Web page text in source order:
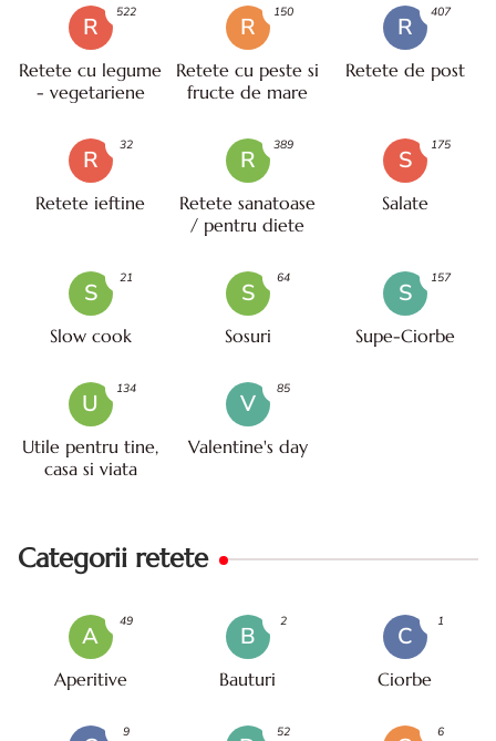
R
Retete cu legume
- vegetariene
522
R
Retete cu peste si
fructe de mare
150
R
Retete de post
407
R
Retete ieftine
32
R
Retete sanatoase
/ pentru diete
389
S
Salate
175
S
Slow cook
21
S
Sosuri
64
S
Supe-Ciorbe
157
U
Utile pentru tine,
casa si viata
134
V
Valentine's day
85
Categorii retete
A
Aperitive
49
B
Bauturi
2
C
Ciorbe
1
9 52 6